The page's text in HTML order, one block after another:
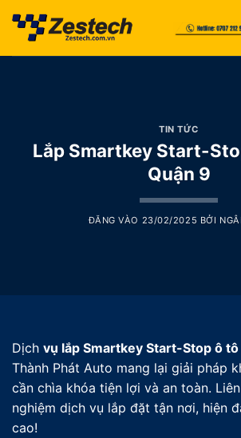
qua
TIN TỨC
Lắp Smartkey Start-
Quận 9
ĐĂNG VÀO 23/02/2025 BỞI
Dịch vụ lắp Smartkey Start-Stop ô tô
Thành Phát Auto mang lại giải pháp
cần chìa khóa tiện lợi và an toàn.
nghiệm dịch vụ lắp đặt tận nơi, hiện
cao!